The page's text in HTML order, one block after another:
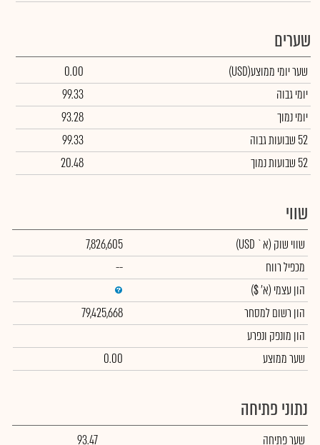
שערים
שער יומי ממוצע(USD)
0.00
יומי גבוה
99.33
יומי נמוך
93.28
52 שבועות גבוה
99.33
52 שבועות נמוך
20.48
שווי
שווי שוק (א` USD)
7,826,605
מכפיל רווח
--
הון עצמי (א' $)
הון רשום למסחר
79,425,668
הון מונפק ונפרע
שער ממוצע
0.00
נתוני פתיחה
שער פתיחה 93.47